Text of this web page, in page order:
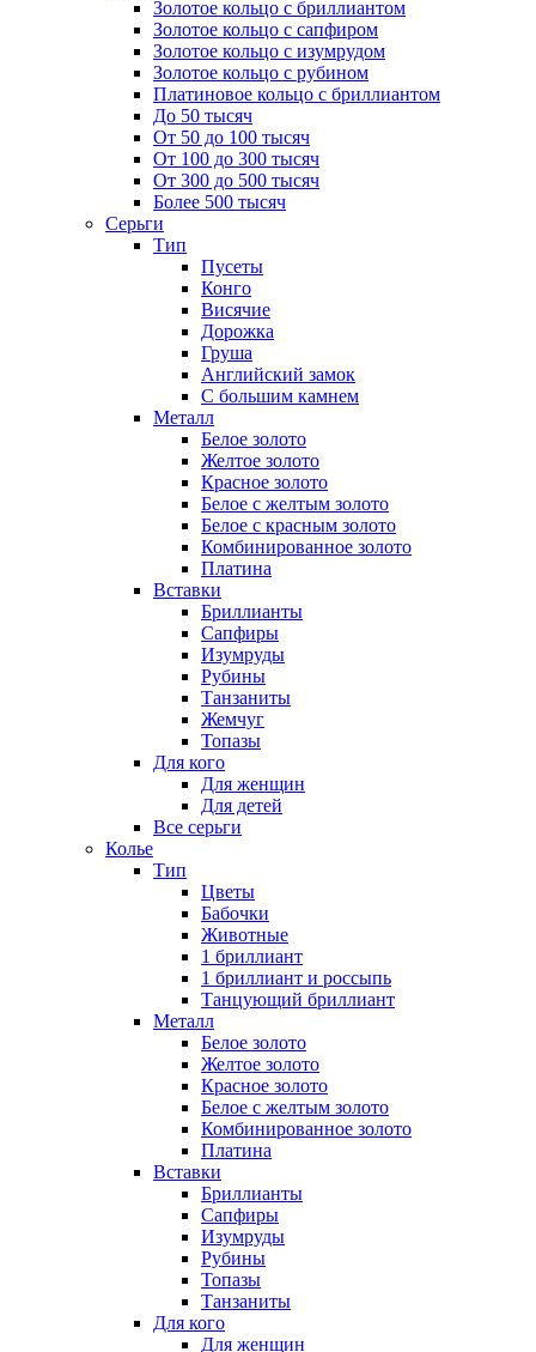
Золотое кольцо с бриллиантом
Золотое кольцо с сапфиром
Золотое кольцо с изумрудом
Золотое кольцо с рубином
Платиновое кольцо с бриллиантом
До 50 тысяч
От 50 до 100 тысяч
От 100 до 300 тысяч
От 300 до 500 тысяч
Более 500 тысяч
Серьги
Тип
Пусеты
Конго
Висячие
Дорожка
Груша
Английский замок
С большим камнем
Металл
Белое золото
Желтое золото
Красное золото
Белое с желтым золото
Белое с красным золото
Комбинированное золото
Платина
Вставки
Бриллианты
Сапфиры
Изумруды
Рубины
Танзаниты
Жемчуг
Топазы
Для кого
Для женщин
Для детей
Все серьги
Колье
Тип
Цветы
Бабочки
Животные
1 бриллиант
1 бриллиант и россыпь
Танцующий бриллиант
Металл
Белое золото
Желтое золото
Красное золото
Белое с желтым золото
Комбинированное золото
Платина
Вставки
Бриллианты
Сапфиры
Изумруды
Рубины
Топазы
Танзаниты
Для кого
Для женщин